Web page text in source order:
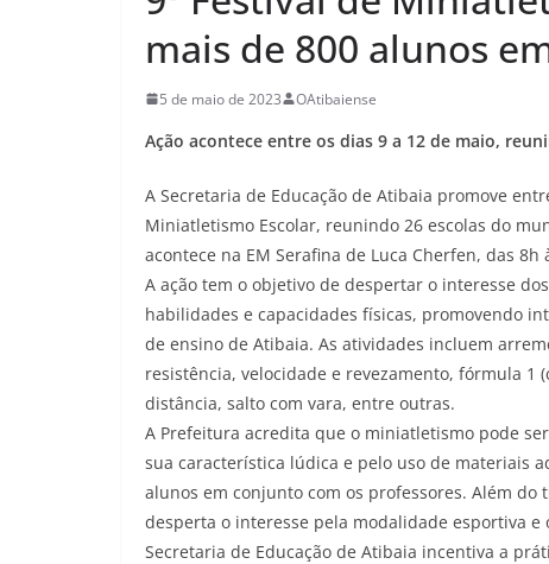
mais de 800 alunos
5 de maio de 2023 OAtibaiense
Ação acontece entre os dias 9 a 12 de maio,
A Secretaria de Educação de Atibaia promove
Miniatletismo Escolar, reunindo 26 escolas do
acontece na EM Serafina de Luca Cherfen, das 8h
A ação tem o objetivo de despertar o interesse
habilidades e capacidades físicas, promovendo
de ensino de Atibaia. As atividades incluem
resistência, velocidade e revezamento, fórmula
distância, salto com vara, entre outras.
A Prefeitura acredita que o miniatletismo pode
sua característica lúdica e pelo uso de materiais
alunos em conjunto com os professores. Além
desperta o interesse pela modalidade esportiva
Secretaria de Educação de Atibaia incentiva a